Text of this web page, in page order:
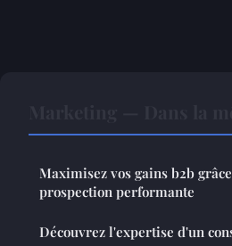
Maximisez vos gains b2b
prospection performante
Découvrez l'expertise d'un